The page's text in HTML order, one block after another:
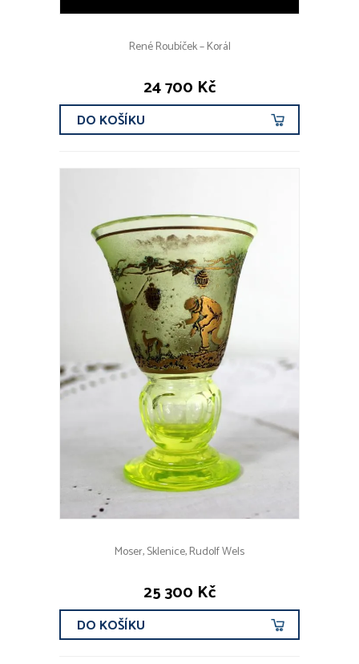
René Roubíček – Korál
24 700 Kč
DO KOŠÍKU
Moser, Sklenice, Rudolf Wels
25 300 Kč
DO KOŠÍKU